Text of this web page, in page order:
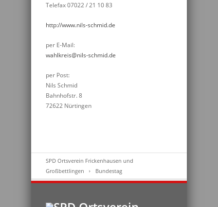
Telefax 07022 / 21 10 83
http://www.nils-schmid.de
per E-Mail:
wahlkreis@nils-schmid.de
per Post:
Nils Schmid
Bahnhofstr. 8
72622 Nürtingen
SPD Ortsverein Frickenhausen und
Großbettlingen
Bundestag